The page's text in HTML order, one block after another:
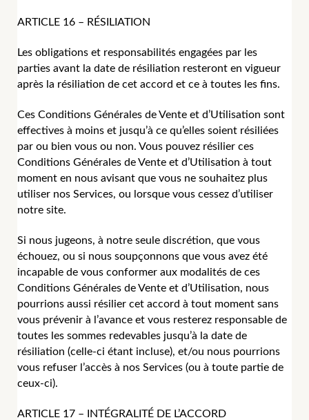
ARTICLE 16 – RÉSILIATION
Les obligations et responsabilités engagées par les
parties avant la date de résiliation resteront en vigueur
après la résiliation de cet accord et ce à toutes les fins.
Ces Conditions Générales de Vente et d’Utilisation sont
effectives à moins et jusqu’à ce qu’elles soient résiliées
par ou bien vous ou non. Vous pouvez résilier ces
Conditions Générales de Vente et d’Utilisation à tout
moment en nous avisant que vous ne souhaitez plus
utiliser nos Services, ou lorsque vous cessez d’utiliser
notre site.
Si nous jugeons, à notre seule discrétion, que vous
échouez, ou si nous soupçonnons que vous avez été
incapable de vous conformer aux modalités de ces
Conditions Générales de Vente et d’Utilisation, nous
pourrions aussi résilier cet accord à tout moment sans
vous prévenir à l’avance et vous resterez responsable de
toutes les sommes redevables jusqu’à la date de
résiliation (celle-ci étant incluse), et/ou nous pourrions
vous refuser l’accès à nos Services (ou à toute partie de
ceux-ci).
ARTICLE 17 – INTÉGRALITÉ DE L’ACCORD